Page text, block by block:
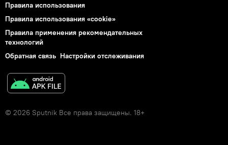
Правила использования
Правила использования «cookie»
Правила применения рекомендательных
технологий
Обратная связь Настройки отслеживания
© 2026 Sputnik Все права защищены. 18+